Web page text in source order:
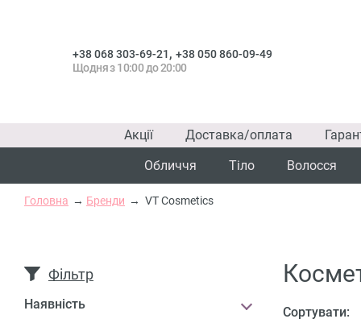
+38 068 303-69-21, +38 050 860-09-49
Щодня з 10:00 до 20:00
Акції Доставка/оплата
Обличчя
Тіло Волосся
Головна Бренди VT Cosmetics
Фільтр
Наявність
Сортувати: